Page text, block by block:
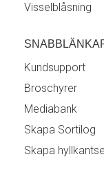
Visselblåsning
Kundsupport
Broschyrer
Mediabank
Skapa Sortilog
Skapa